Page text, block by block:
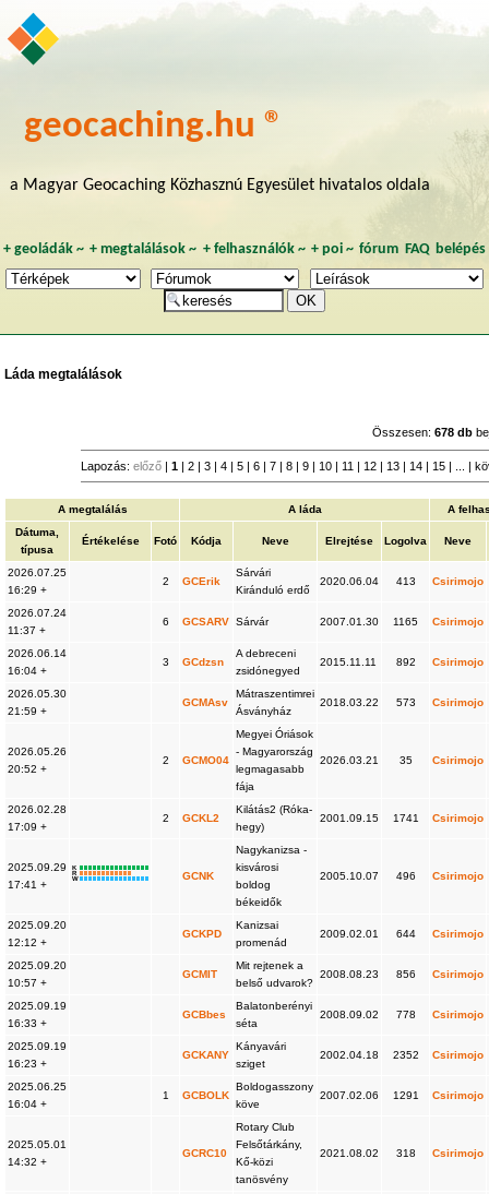
geocaching.hu ®
a Magyar Geocaching Közhasznú Egyesület hivatalos oldala
+ geoládák~ +megtalálások ~ + felhasználók~ + poi~ fórum FAQ belépés
Láda megtalálások
Összesen:678 db
Lapozás:előző |1 | 2 | 3 | 4 | 5 | 6 | 7 | 8 | 9 | 10 | 11 | 12 | 13 | 14 | 15 | ... |
A megtalálás A láda
A
Dátuma,
típusa
Értékelése Fotó Kódja Neve Elrejtése Logolva Neve
2026.07.25
16:29 +
2 GCErik
Sárvári
Kiránduló erdő
2020.06.04 413 Csirimojo
2026.07.24
11:37 +
6 GCSARV Sárvár 2007.01.30 1165 Csirimojo
2026.06.14
16:04 +
3 GCdzsn
A debreceni
zsidónegyed
2015.11.11 892 Csirimojo
2026.05.30
21:59 +
GCMAsv
Mátraszentimrei
Ásványház
2018.03.22 573 Csirimojo
2026.05.26
20:52 +
2 GCMO04
Megyei Óriások
- Magyarország
legmagasabb
fája
2026.03.21 35 Csirimojo
2026.02.28
17:09 +
2 GCKL2
Kilátás2 (Róka-
hegy)
2001.09.15 1741 Csirimojo
2025.09.29
17:41 +
K
R
W
GCNK
Nagykanizsa -
kisvárosi
boldog
békeidők
2005.10.07 496 Csirimojo
2025.09.20
12:12 +
GCKPD
Kanizsai
promenád
2009.02.01 644 Csirimojo
2025.09.20
10:57 +
GCMIT
Mit rejtenek a
belső udvarok?
2008.08.23 856 Csirimojo
2025.09.19
16:33 +
GCBbes
Balatonberényi
séta
2008.09.02 778 Csirimojo
2025.09.19
16:23 +
GCKANY
Kányavári
sziget
2002.04.18 2352 Csirimojo
2025.06.25
16:04 +
1 GCBOLK
Boldogasszony
köve
2007.02.06 1291 Csirimojo
2025.05.01
14:32 +
GCRC10
Rotary Club
Felsőtárkány,
Kő-közi
tanösvény
2021.08.02 318 Csirimojo